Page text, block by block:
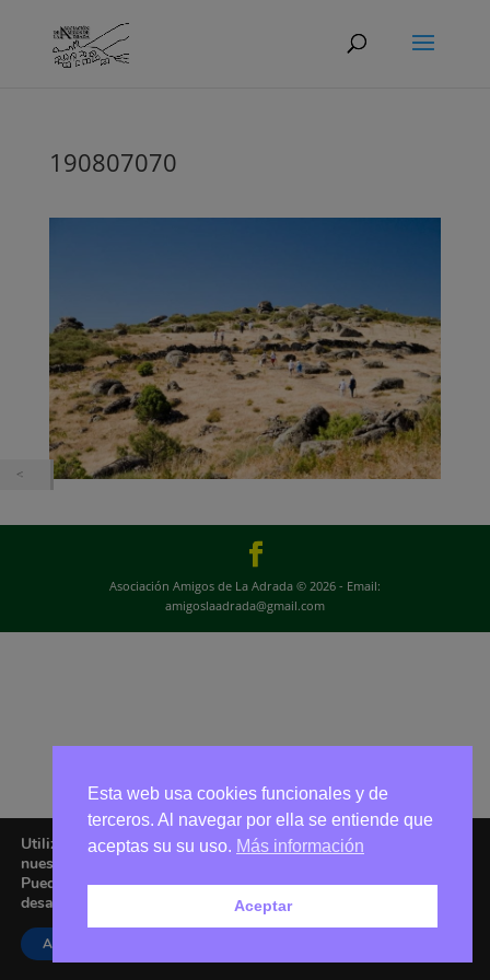
190807070
Asociación Amigos de La Adrada © 2026 - Email:
amigoslaadrada@gmail.com
Utilizamos cookies para ofrecerte la mejor experiencia en
nuestra web.
Puedes aprender más sobre qué cookies utilizamos o
desactivarlas en los
Aceptar
Esta web usa cookies funcionales y de
terceros. Al navegar por ella se entiende que
aceptas su su uso. Más información
Aceptar